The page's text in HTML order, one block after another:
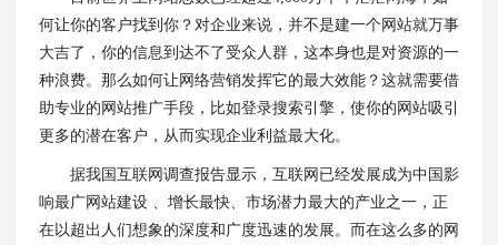
何让你的客户找到你？对企业来说，并不是建一个网站就万事
大吉了，你的信息到达不了受众人群，这本身也是对资源的一
种浪费。那么如何让网络营销发挥它的最大效能？这就需要借
助专业的网站推广手段，比如登录搜索引擎，使你的网站吸引
更多的潜在客户，从而实现企业利益最大化。
据我国互联网调查报告显示，互联网已经发展成为中国影
响最广网站建设 、增长最快、市场潜力最大的产业之一，正
在以超出人们想象的深度和广度迅速的发展。而在这么多的网